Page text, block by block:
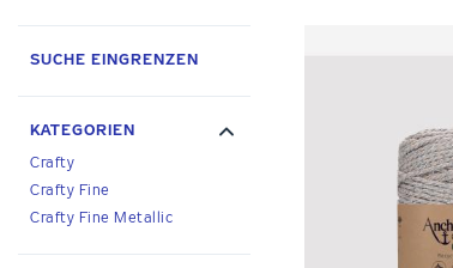
SUCHE EINGRENZEN
KATEGORIEN
Crafty
Crafty Fine
Crafty Fine Metallic